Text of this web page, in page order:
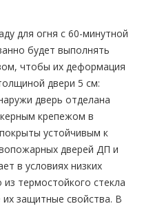
для огня с 60-минутной
будет выполнять
чтобы их деформация
двери 5 см:
дверь отделана
крепежом в
устойчивым к
дверей ДП и
в условиях низких
термостойкого стекла
защитные свойства. В